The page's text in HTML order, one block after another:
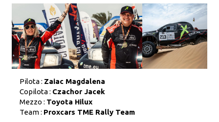
Pilota : Zaiac Magdalena
Copilota : Czachor Jacek
Mezzo : Toyota Hilux
Team : Proxcars TME Rally Team